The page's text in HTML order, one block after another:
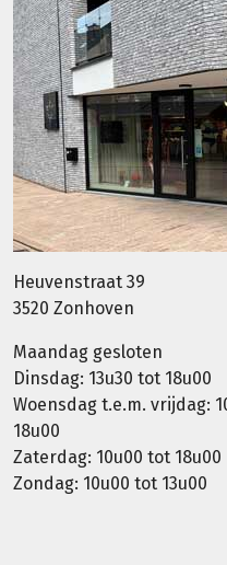
Heuvenstraat 39
3520 Zonhoven
Maandag gesloten
Dinsdag: 13u30 tot 18u00
Woensdag t.e.m. vrijdag:
18u00
Zaterdag: 10u00 tot 18u00
Zondag: 10u00 tot 13u00